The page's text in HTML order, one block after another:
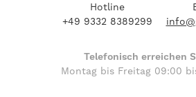
Hotline
+49 9332 8389299
Telefonisch erreichen
Montag bis Freitag 09:00